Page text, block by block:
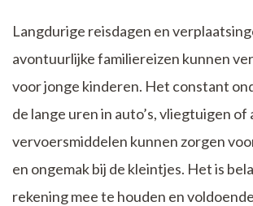
Langdurige reisdagen en
avontuurlijke familiereizen kunnen
voor jonge kinderen. Het constant
de lange uren in auto’s, vliegtuigen of
vervoersmiddelen kunnen zorgen
en ongemak bij de kleintjes. Het is
rekening mee te houden en